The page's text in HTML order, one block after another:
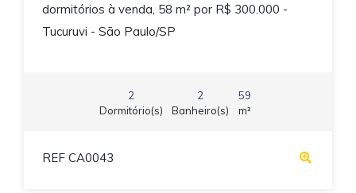
dormitórios à venda, 58 m² por R$ 300.000 -
Tucuruvi - São Paulo/SP
2
Dormitório(s)
2
Banheiro(s)
59
m²
REF CA0043